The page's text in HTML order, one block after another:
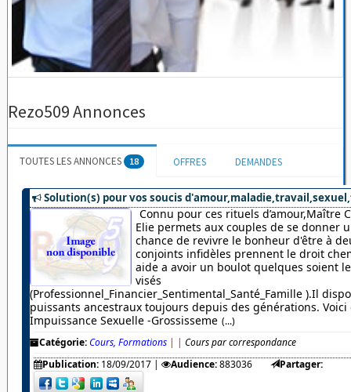
Rezo509 Annonces
TOUTES LES ANNONCES 18 OFFRES DEMANDES
Solution(s) pour vos soucis
Connu pour ces rituels d’amour,Maître
Elie permets aux couples de se donner
chance de revivre le bonheur d'être à
conjoints infidèles prennent le droit
aide a avoir un boulot quelques soient
visés
(Professionnel_Financier_Sentimental_Santé_Famille ).Il
puissants ancestraux toujours depuis des générations. Voici
Impuissance Sexuelle -Grossisseme (...)
Catégorie:Cours, Formations | | Cours par correspondance
Publication: 18/09/2017| Audience:883036 Partager: